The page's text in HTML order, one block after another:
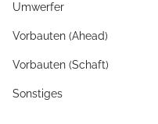
Umwerfer
Vorbauten (Ahead)
Vorbauten (Schaft)
Sonstiges